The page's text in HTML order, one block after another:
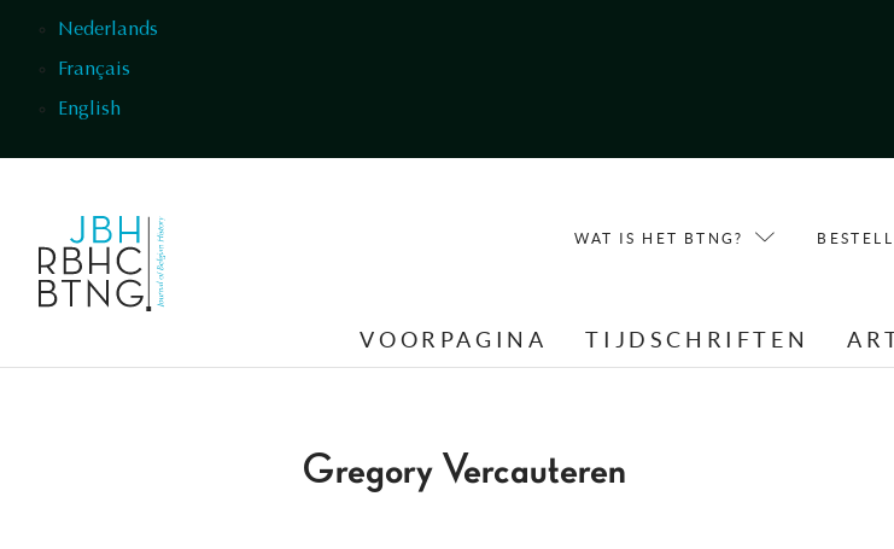
Nederlands
Français
English
WAT IS HET BTNG?
VOORPAGINA TIJDSCHRIFTEN
Gregory Vercauteren